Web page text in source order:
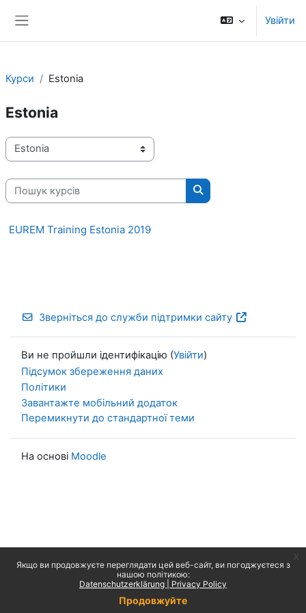
Якщо ви продовжуєте переглядати цей веб-сайт, ви погоджуєтеся з
нашою політикою:
Datenschutzerklärung | Privacy Policy
Продовжуйте
Увійти
Курси Estonia
Estonia
Категорії курсів
Пошук курсів
Пошук курсів
EUREM Training Estonia 2019
Зверніться до служби підтримки сайту
Ви не пройшли ідентифікацію (Увійти)
Підсумок збереження даних
Політики
Завантажте мобільний додаток
Перемикнути до стандартної теми
На основі Moodle